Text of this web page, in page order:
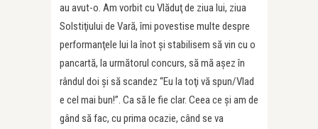
au avut-o. Am vorbit cu Vlăduţ de ziua lui, ziua
Solstiţiului de Vară, îmi povestise multe despre
performanţele lui la înot şi stabilisem să vin cu o
pancartă, la următorul concurs, să mă aşez în
rândul doi şi să scandez “Eu la toţi vă spun/Vlad
e cel mai bun!”. Ca să le fie clar. Ceea ce şi am de
gând să fac, cu prima ocazie, când se va